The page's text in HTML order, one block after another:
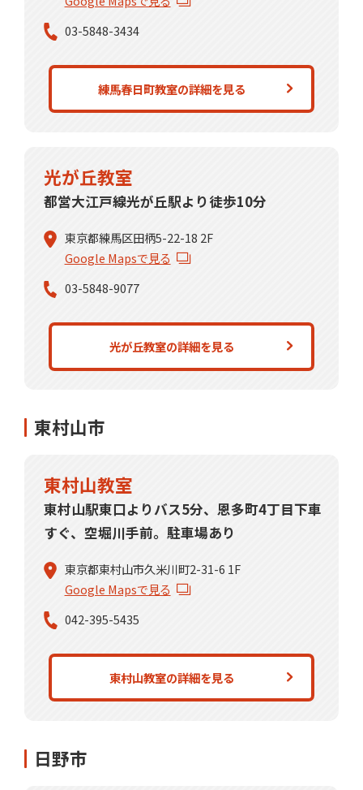
03-5848-3434
練馬春日町教室の詳細を見る
光が丘教室
都営大江戸線光が丘駅より徒歩10分
東京都練馬区田柄5-22-18 2F
Google Mapsで見る
03-5848-9077
光が丘教室の詳細を見る
東村山市
東村山教室
東村山駅東口よりバス5分、恩多町4丁目下車
すぐ、空堀川手前。駐車場あり
東京都東村山市久米川町2-31-6 1F
Google Mapsで見る
042-395-5435
東村山教室の詳細を見る
日野市